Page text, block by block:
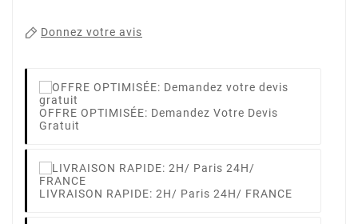
Donnez votre avis
OFFRE OPTIMISÉE: Demandez Votre Devis
Gratuit
LIVRAISON RAPIDE: 2H/ Paris 24H/ FRANCE